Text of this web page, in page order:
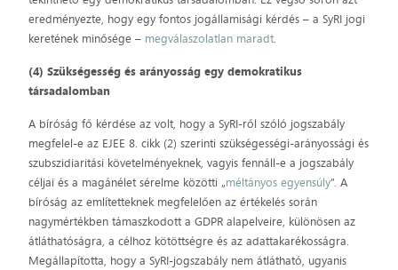
eredményezte, hogy egy fontos jogállamisági kérdés – a SyRI jogi
keretének minősége – megválaszolatlan maradt.
(4) Szükségesség és arányosság egy demokratikus
társadalomban
A bíróság fő kérdése az volt, hogy a SyRI-ről szóló jogszabály
megfelel-e az EJEE 8. cikk (2) szerinti szükségességi-arányossági és
szubszidiaritási követelményeknek, vagyis fennáll-e a jogszabály
céljai és a magánélet sérelme közötti „méltányos egyensúly”. A
bíróság az említetteknek megfelelően az értékelés során
nagymértékben támaszkodott a GDPR alapelveire, különösen az
átláthatóságra, a célhoz kötöttségre és az adattakarékosságra.
Megállapította, hogy a SyRI-jogszabály nem átlátható, ugyanis